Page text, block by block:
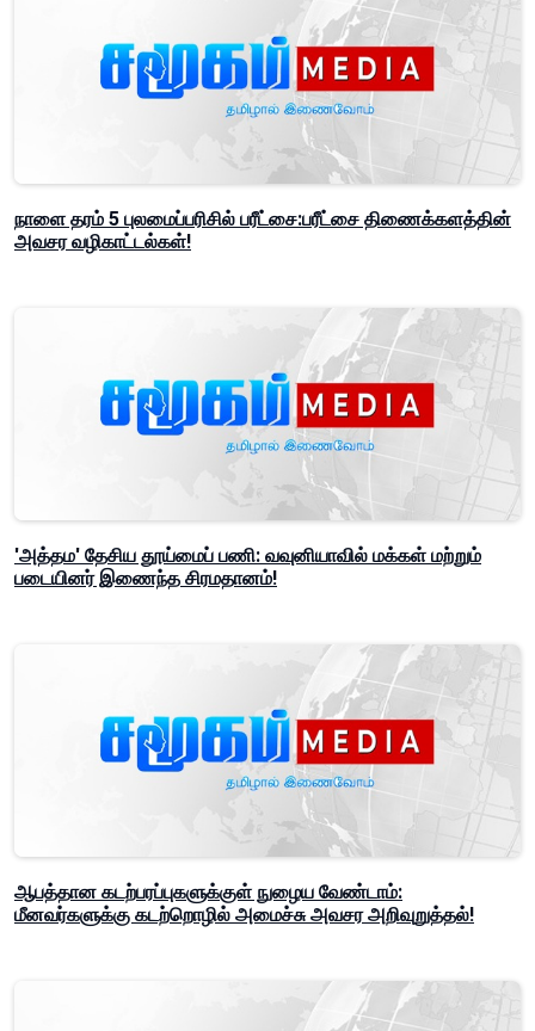
நாளை தரம் 5 புலமைப்பரிசில் பரீட்சை:பரீட்சை திணைக்களத்தின்
அவசர வழிகாட்டல்கள்!
'அத்தம' தேசிய தூய்மைப் பணி: வவுனியாவில் மக்கள் மற்றும்
படையினர் இணைந்த சிரமதானம்!
ஆபத்தான கடற்பரப்புகளுக்குள் நுழைய வேண்டாம்:
மீனவர்களுக்கு கடற்றொழில் அமைச்சு அவசர அறிவுறுத்தல்!